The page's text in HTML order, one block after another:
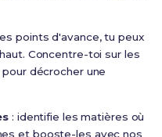
points d'avance, tu peux
Concentre-toi sur les
décrocher une
: identifie les matières où
et booste-les avec nos